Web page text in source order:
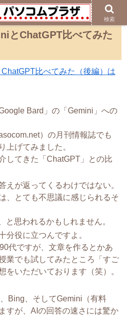
とChatGPT比べてみた
比べてみた（後編）は
Bard」の「Gemini」への
）の月刊情報誌でも
上げてみました。
してきた「ChatGPT」との比
えが返ってくるわけではない。
、とても不思議に感じられるそ
と思われるかもしれません。
分役に立つんですよ。
代ですが、文章を作るとかあ
業でも試してみたところ「すご
をいただいております（笑）。
Bing、そしてGemini（有料
すが、AIの回答の速さには驚か
検索